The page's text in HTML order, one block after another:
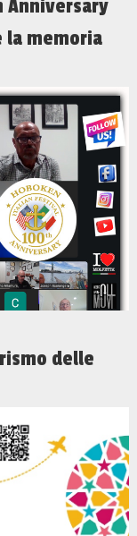
Anniversary
la memoria
delle